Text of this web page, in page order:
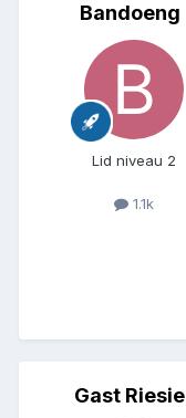
Bandoeng
Lid niveau 2
1.1k
Gast Riesie